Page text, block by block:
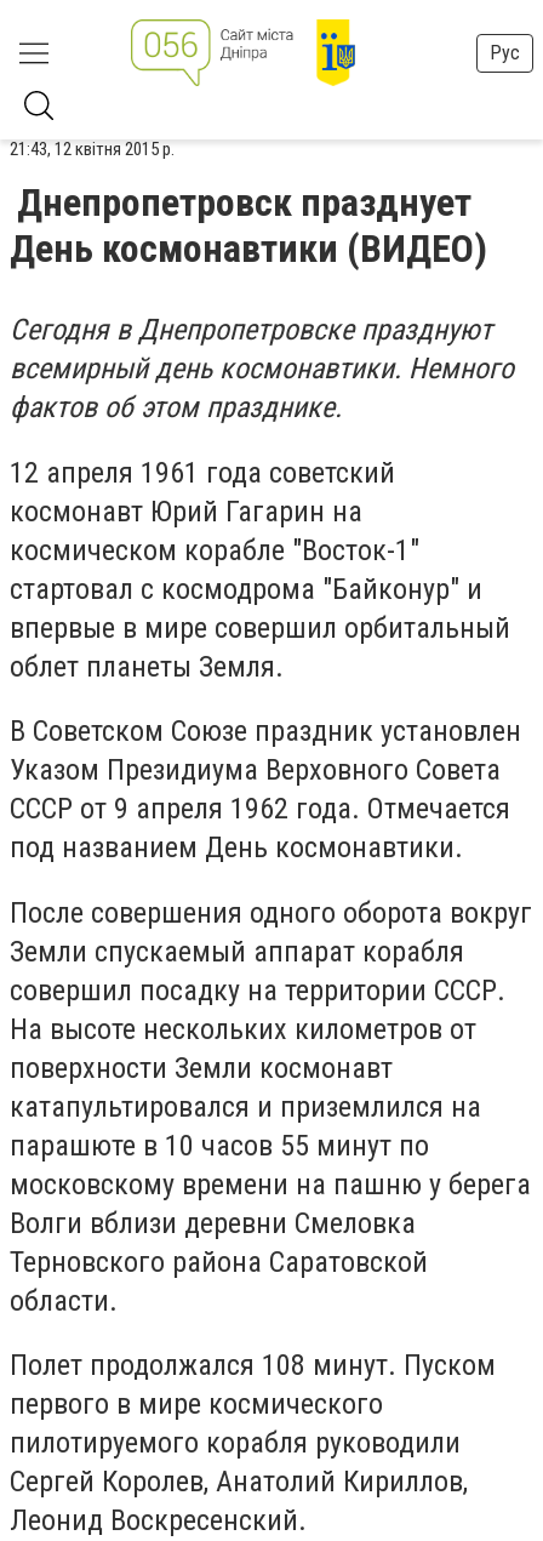
Рус
21:43, 12 квітня 2015 р.
Днепропетровск празднует
День космонавтики (ВИДЕО)
Сегодня в Днепропетровске празднуют
всемирный день космонавтики. Немного
фактов об этом празднике.
12 апреля 1961 года советский
космонавт Юрий Гагарин на
космическом корабле "Восток-1"
стартовал с космодрома "Байконур" и
впервые в мире совершил орбитальный
облет планеты Земля.
В Советском Союзе праздник установлен
Указом Президиума Верховного Совета
СССР от 9 апреля 1962 года. Отмечается
под названием День космонавтики.
После совершения одного оборота вокруг
Земли спускаемый аппарат корабля
совершил посадку на территории СССР.
На высоте нескольких километров от
поверхности Земли космонавт
катапультировался и приземлился на
парашюте в 10 часов 55 минут по
московскому времени на пашню у берега
Волги вблизи деревни Смеловка
Терновского района Саратовской
области.
Полет продолжался 108 минут. Пуском
первого в мире космического
пилотируемого корабля руководили
Сергей Королев, Анатолий Кириллов,
Леонид Воскресенский.